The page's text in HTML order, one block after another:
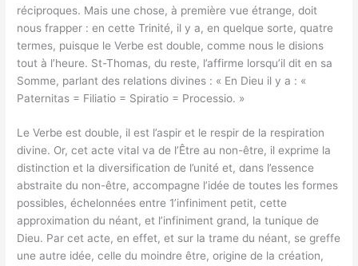
réciproques. Mais une chose, à première vue étrange, doit
nous frapper : en cette Trinité, il y a, en quelque sorte, quatre
termes, puisque le Verbe est double, comme nous le disions
tout à l’heure. St-Thomas, du reste, l’affirme lorsqu’il dit en sa
Somme, parlant des relations divines : « En Dieu il y a : «
Paternitas = Filiatio = Spiratio = Processio. »
Le Verbe est double, il est l’aspir et le respir de la respiration
divine. Or, cet acte vital va de l’Être au non-être, il exprime la
distinction et la diversification de l’unité et, dans l’essence
abstraite du non-être, accompagne l’idée de toutes les formes
possibles, échelonnées entre 1’infiniment petit, cette
approximation du néant, et l’infiniment grand, la tunique de
Dieu. Par cet acte, en effet, et sur la trame du néant, se greffe
une autre idée, celle du moindre être, origine de la création,